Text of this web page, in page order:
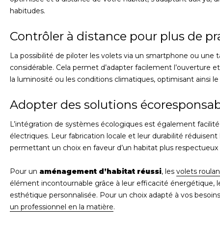
habitudes.
Contrôler à distance pour plus de
La possibilité de piloter les volets via un smartphone ou une
considérable. Cela permet d’adapter facilement l’ouverture
la luminosité ou les conditions climatiques, optimisant ainsi
Adopter des solutions
L’intégration de systèmes écologiques est également
électriques. Leur fabrication locale et leur durabilité réduisent
permettant un choix en faveur d’un habitat plus respectueux
Pour un aménagement d’habitat réussi, les volets
élément incontournable grâce à leur efficacité énergétique,
esthétique personnalisée. Pour un choix adapté à vos
un professionnel en la matière.